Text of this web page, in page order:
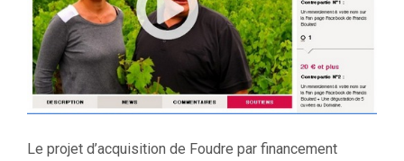
Le projet d’acquisition de Foudre par financement